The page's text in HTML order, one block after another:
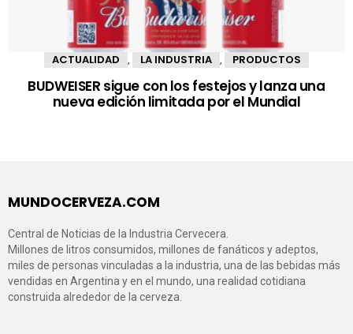
ACTUALIDAD LA INDUSTRIA PRODUCTOS
BUDWEISER sigue con los festejos y lanza una
nueva edición limitada por el Mundial
MUNDOCERVEZA.COM
Central de Noticias de la Industria Cervecera.
Millones de litros consumidos, millones de fanáticos y adeptos,
miles de personas vinculadas a la industria, una de las bebidas más
vendidas en Argentina y en el mundo, una realidad cotidiana
construida alrededor de la cerveza.